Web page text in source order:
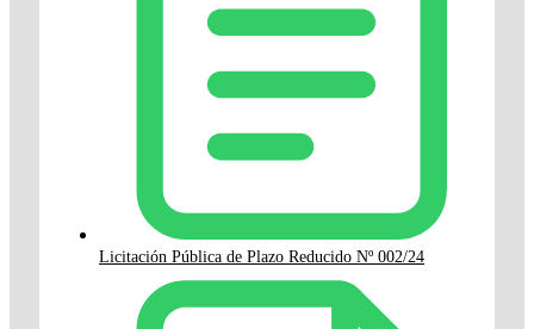
Licitación Pública de Plazo Reducido Nº 002/24